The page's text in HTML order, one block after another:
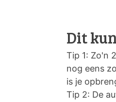
Dit
Tip 1: Zo'n
nog eens
is je
Tip 2: De